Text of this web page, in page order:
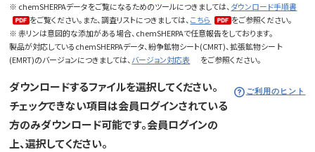
※ chemSHERPAデータをご覧になるためのツールにつきましては、 ダウンロード手順書
をご覧ください。また、調査リストにつきましては、 こちら
をご参照ください。
※ 赤リンは意図的な添加がある場合、chemSHERPAで任意報告をしております。
製品が対応しているchemSHERPAデータ、紛争鉱物シート(CMRT)、拡張鉱物シー ト
(EMRT)のバージョンにつきましては、 バージョン対応表 をご参照ください。
ダウンロードするファイルを選択してください。
チェックできない項目は会員ログインされている
方のみダウンロード可能です。会員ログインの
上、選択してください。
ご利用のヒント